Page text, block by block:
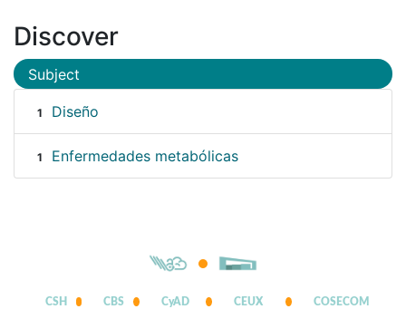
Discover
Subject
1 Diseño
1 Enfermedades metabólicas
CSH CBS CyAD CEUX COSECOM